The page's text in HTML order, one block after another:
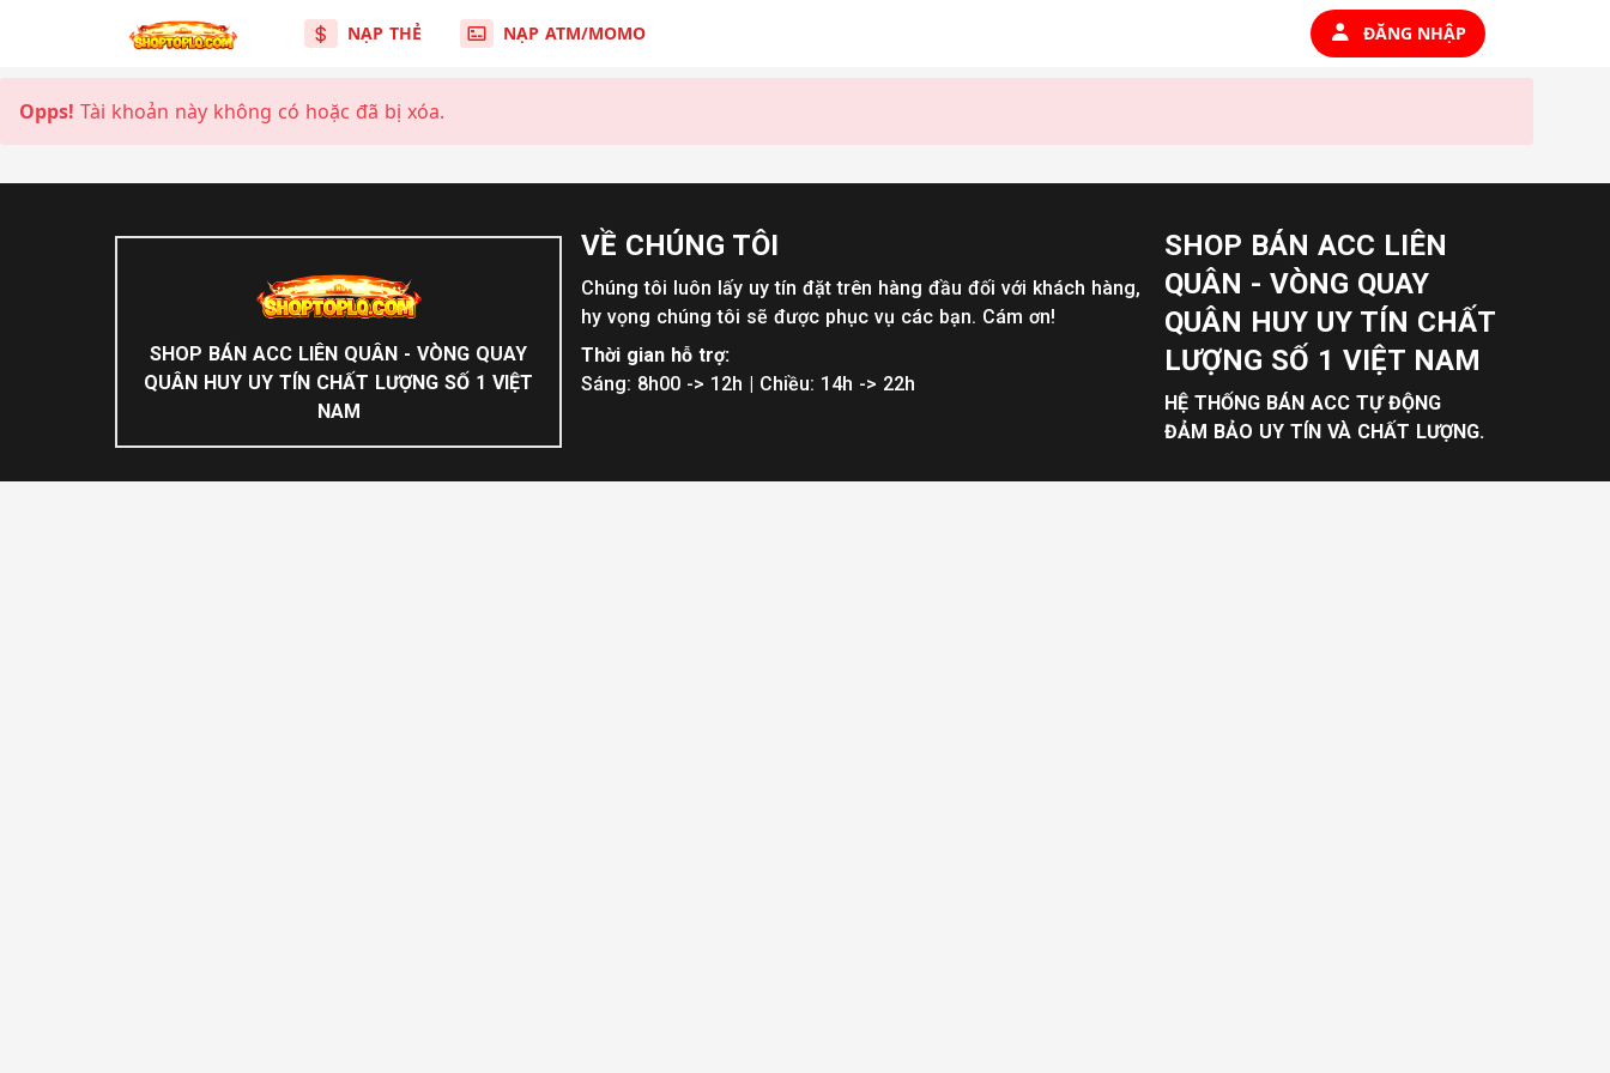
NẠP THẺ NẠP ATM/MOMO ĐĂNG NHẬP
Opps! Tài khoản này không có hoặc đã bị xóa.
SHOP BÁN ACC LIÊN QUÂN - VÒNG QUAY
QUÂN HUY UY TÍN CHẤT LƯỢNG SỐ 1 VIỆT
NAM
VỀ CHÚNG TÔI
Chúng tôi luôn lấy uy tín đặt trên hàng đầu đối với khách hàng,
hy vọng chúng tôi sẽ được phục vụ các bạn. Cám ơn!
Thời gian hỗ trợ:
Sáng: 8h00 -> 12h | Chiều: 14h -> 22h
SHOP BÁN ACC LIÊN
QUÂN - VÒNG QUAY
QUÂN HUY UY TÍN CHẤT
LƯỢNG SỐ 1 VIỆT NAM
HỆ THỐNG BÁN ACC TỰ ĐỘNG
ĐẢM BẢO UY TÍN VÀ CHẤT LƯỢNG.